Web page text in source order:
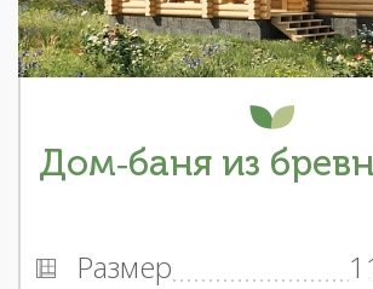
Дом-баня из
Размер